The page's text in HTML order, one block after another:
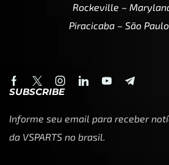
Rockeville –
Piracicaba – São
SUBSCRIBE
Informe seu email para receber
da VSPARTS no brasil.